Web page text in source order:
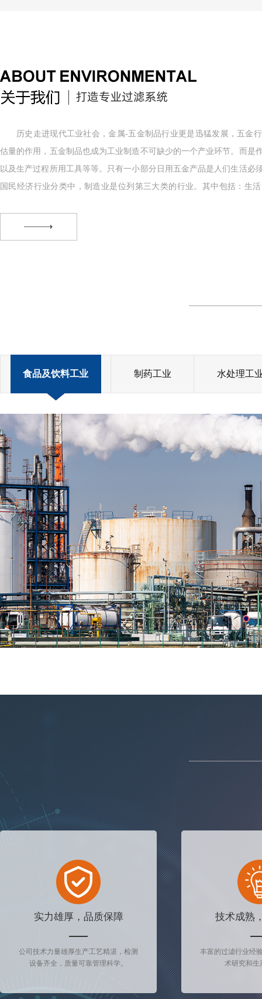
历史走进现代工业社会，金属-五金制品行业更是迅猛发展，五金
估量的作用，五金制品也成为工业制造不可缺少的一个产业环节。而是
以及生产过程所用工具等等。只有一小部分日用五金产品是人们生活必
国民经济行业分类中，制造业是位列第三大类的行业。其中包括：生
造、行业专用设备制造、以及交通运输设备制造、电气器材、通信电子
食品及饮料工业 制药工业 水处理工
实力雄厚，品质保障
公司技术力量雄厚生产工艺精湛，检测
设备齐全，质量可靠管理科学。
技术成熟
丰富的过滤行业经
术研究和生